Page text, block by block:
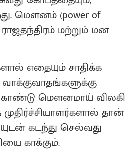
மௌனம் (power of
மற்றும் மன
எதையும் சாதிக்க
கொண்டு மௌனமாய் விலகி
தான்
கடந்து செல்வது
காக்கும்.